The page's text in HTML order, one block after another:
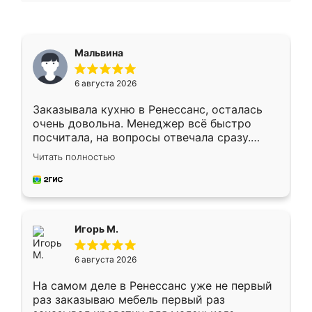
Мальвина
6 августа 2026
Заказывала кухню в Ренессанс, осталась
очень довольна. Менеджер всё быстро
посчитала, на вопросы отвечала сразу.
Замерщик приехал в субботу, подошёл к
делу со всей ответственностью. Собрали
за день, ребята работали аккуратно, даже
Читать полностью
Игорь М.
6 августа 2026
На самом деле в Ренессанс уже не первый
раз заказываю мебель первый раз